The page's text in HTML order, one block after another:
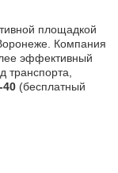
площадкой
Компания
эффективный
40(бесплатный